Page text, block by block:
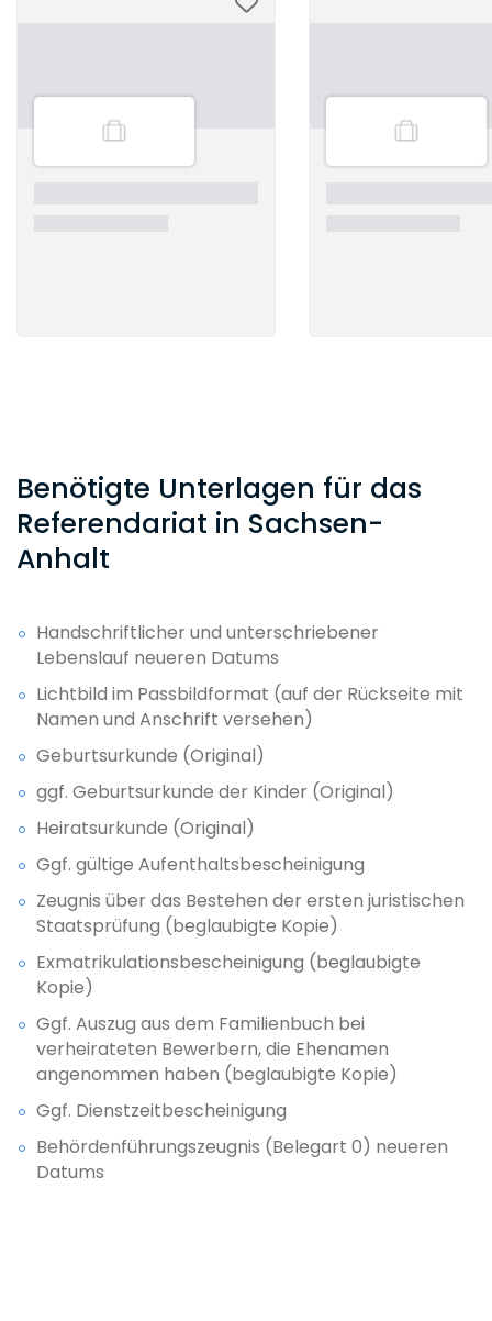
Benötigte Unterlagen für das
Referendariat in Sachsen-
Anhalt
Handschriftlicher und unterschriebener
Lebenslauf neueren Datums
Lichtbild im Passbildformat (auf der Rückseite mit
Namen und Anschrift versehen)
Geburtsurkunde (Original)
ggf. Geburtsurkunde der Kinder (Original)
Heiratsurkunde (Original)
Ggf. gültige Aufenthaltsbescheinigung
Zeugnis über das Bestehen der ersten juristischen
Staatsprüfung (beglaubigte Kopie)
Exmatrikulationsbescheinigung (beglaubigte
Kopie)
Ggf. Auszug aus dem Familienbuch bei
verheirateten Bewerbern, die Ehenamen
angenommen haben (beglaubigte Kopie)
Ggf. Dienstzeitbescheinigung
Behördenführungszeugnis (Belegart 0) neueren
Datums